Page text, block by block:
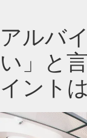
アルバ
い」と
イント